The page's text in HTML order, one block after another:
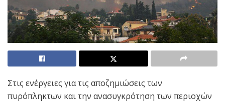
Στις ενέργειες για τις αποζημιώσεις των
πυρόπληκτων και την ανασυγκρότηση των περιοχών